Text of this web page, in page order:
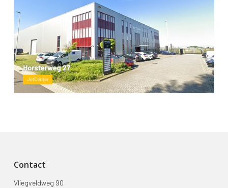
Contact
Vliegveldweg 90